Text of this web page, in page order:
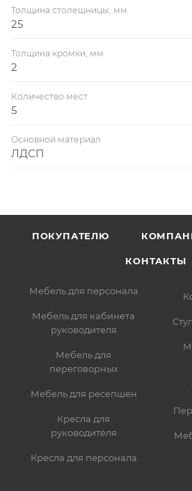
Толщина столешницы, мм
25
Толщина кромки, мм
2
Количество мест
5
Основной материал
ЛДСП
ПОКУПАТЕЛЮ
КОНТАКТЫ
Мебель для персонала
Мебель для кабинета
руководителя
Мебель для
переговорных
Мебель для ресепшен
Кресла для
руководителя
Кресла для персонала